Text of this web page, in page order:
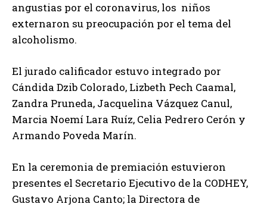
angustias por el coronavirus, los niños
externaron su preocupación por el tema del
alcoholismo.
El jurado calificador estuvo integrado por
Cándida Dzib Colorado, Lizbeth Pech Caamal,
Zandra Pruneda, Jacquelina Vázquez Canul,
Marcia Noemí Lara Ruíz, Celia Pedrero Cerón y
Armando Poveda Marín.
En la ceremonia de premiación estuvieron
presentes el Secretario Ejecutivo de la CODHEY,
Gustavo Arjona Canto; la Directora de